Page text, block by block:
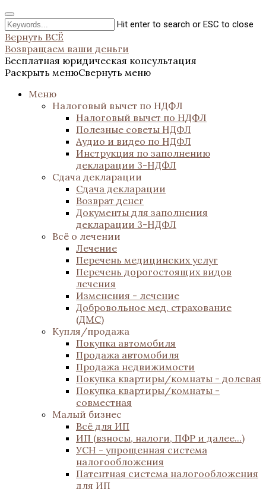
Hit enter to search or ESC to close
Вернуть ВСЁ
Возвращаем ваши деньги
Бесплатная юридическая консультация
Раскрыть менюСвернуть меню
Меню
Налоговый вычет по НДФЛ
Налоговый вычет по НДФЛ
Полезные советы НДФЛ
Аудио и видео по НДФЛ
Инструкция по заполнению
декларации 3-НДФЛ
Сдача декларации
Сдача декларации
Возврат денег
Документы для заполнения
декларации 3-НДФЛ
Всё о лечении
Лечение
Перечень медицинских услуг
Перечень дорогостоящих видов
лечения
Изменения - лечение
Добровольное мед. страхование
(ДМС)
Купля/продажа
Покупка автомобиля
Продажа автомобиля
Продажа недвижимости
Покупка квартиры/комнаты - долевая
Покупка квартиры/комнаты -
совместная
Малый бизнес
Всё для ИП
ИП (взносы, налоги, ПФР и далее...)
УСН - упрощенная система
налогообложения
Патентная система налогообложения
для ИП